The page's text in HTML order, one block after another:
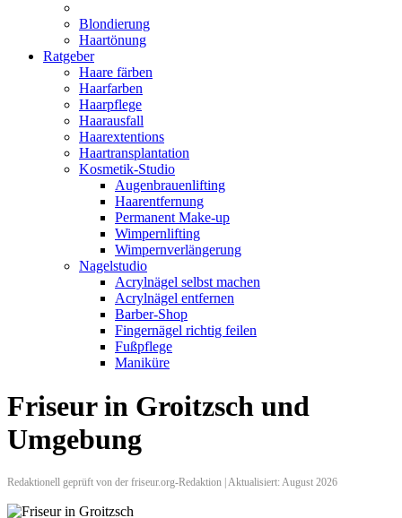
Blondierung
Haartönung
Ratgeber
Haare färben
Haarfarben
Haarpflege
Haarausfall
Haarextentions
Haartransplantation
Kosmetik-Studio
Augenbrauenlifting
Haarentfernung
Permanent Make-up
Wimpernlifting
Wimpernverlängerung
Nagelstudio
Acrylnägel selbst machen
Acrylnägel entfernen
Barber-Shop
Fingernägel richtig feilen
Fußpflege
Maniküre
Friseur in Groitzsch und
Umgebung
Redaktionell geprüft von der friseur.org-Redaktion | Aktualisiert: August 2026